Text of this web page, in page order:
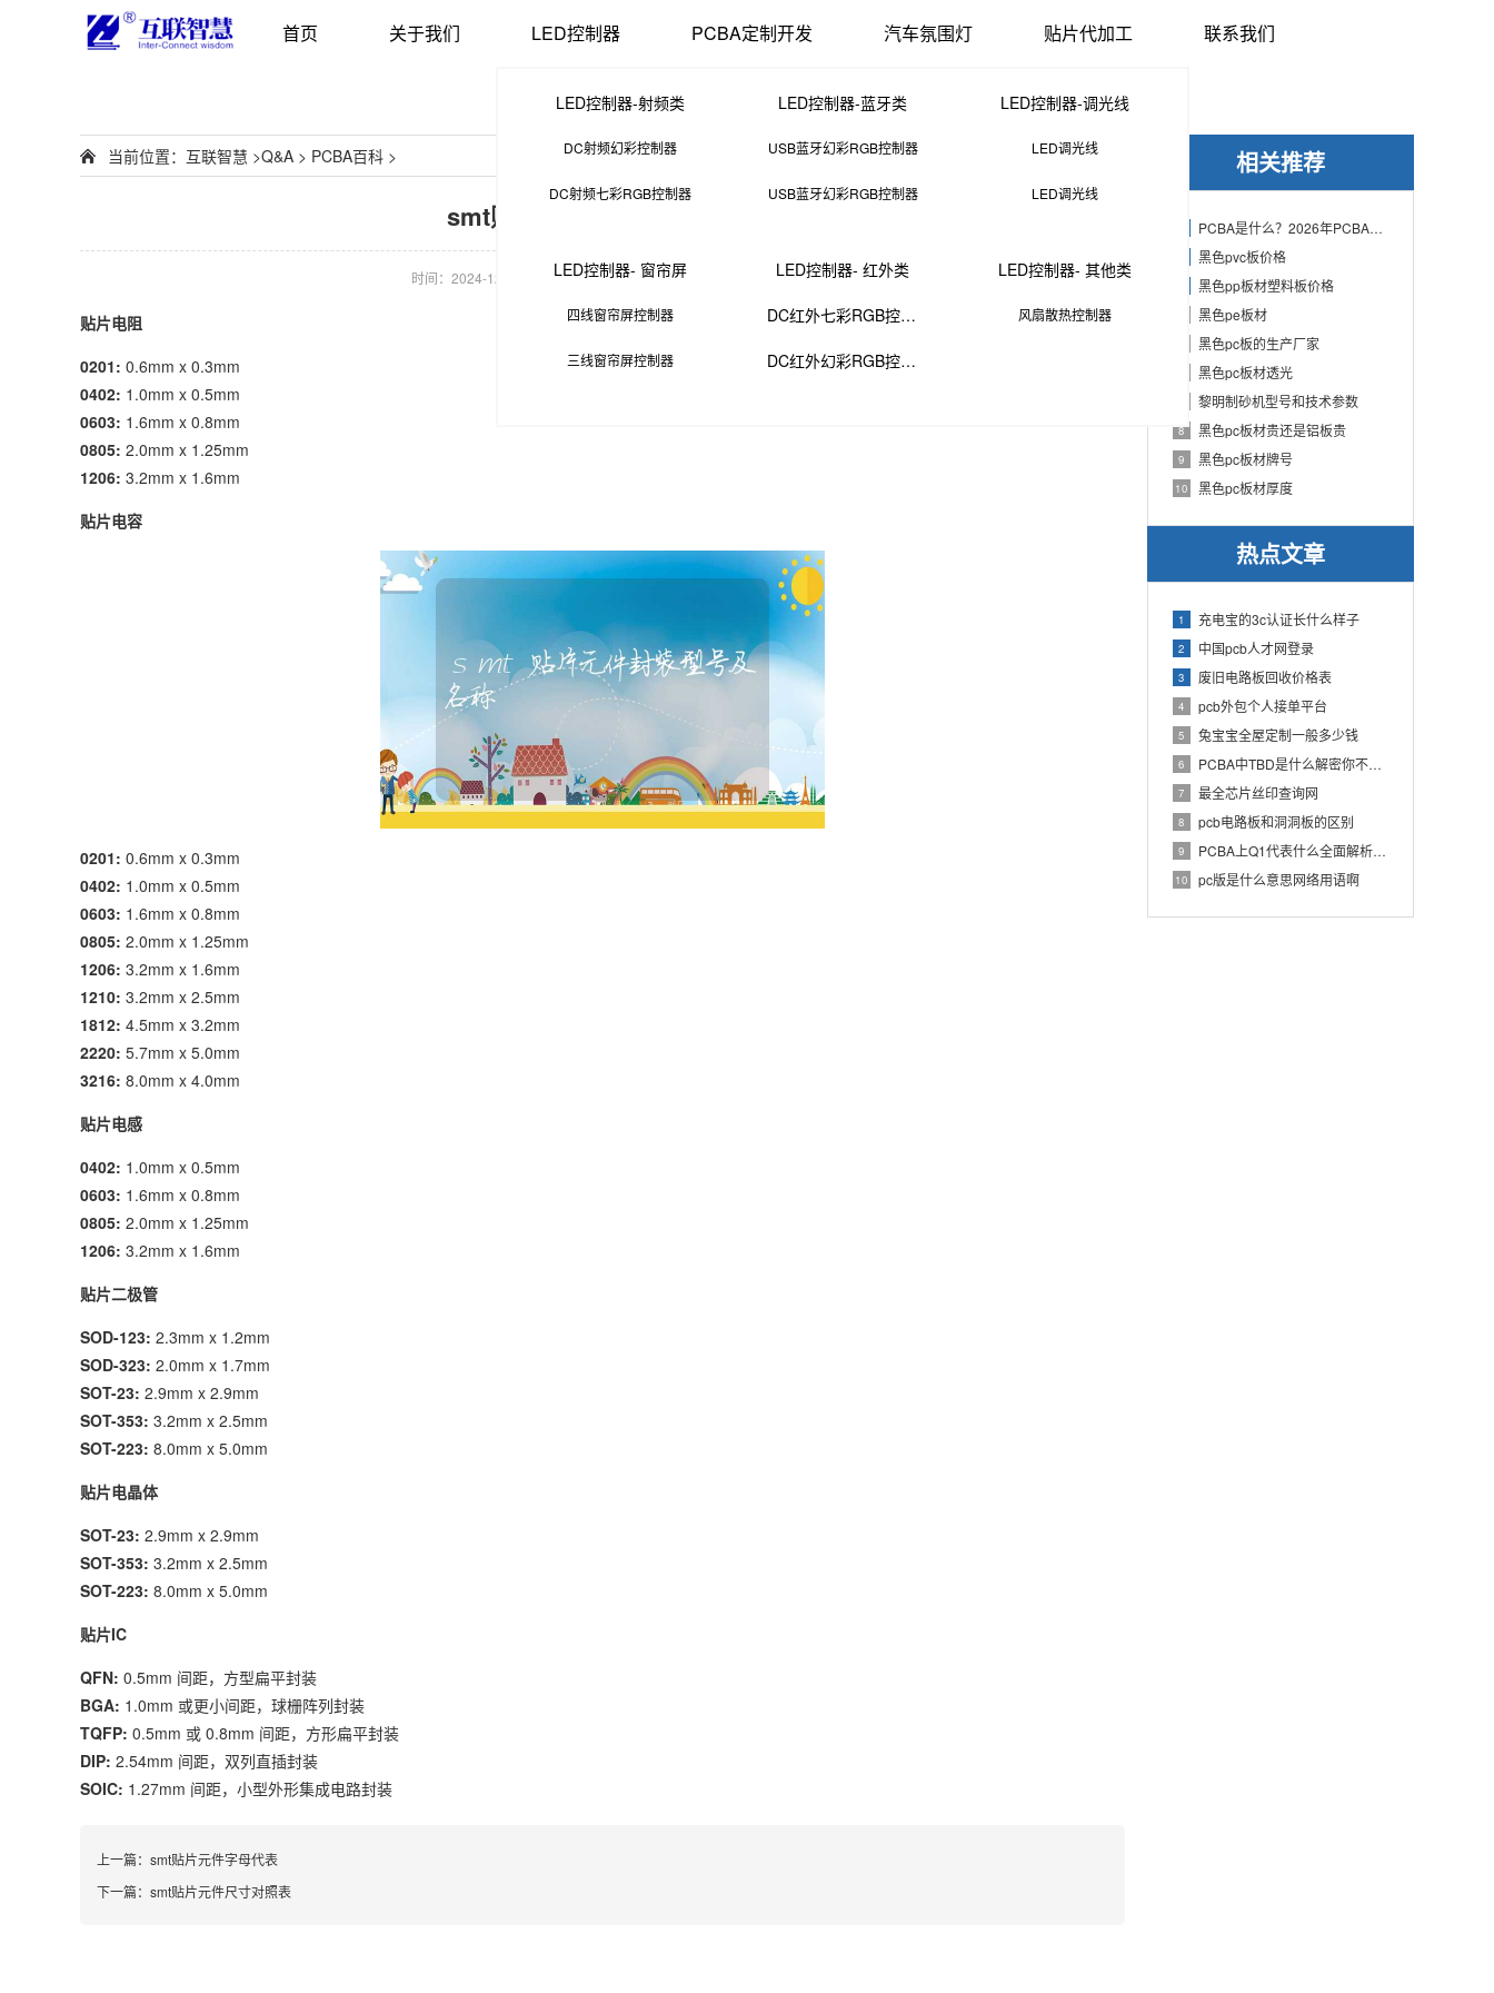
首页 关于我们 LED控制器
LED控制器-射频类
DC射频幻彩控制器
DC射频七彩RGB控制器
LED控制器-蓝牙类
USB蓝牙幻彩RGB控制器
USB蓝牙幻彩RGB控制器
LED控制器-调光线
LED调光线
LED调光线
LED控制器- 窗帘屏
四线窗帘屏控制器
三线窗帘屏控制器
LED控制器- 红外类
DC红外七彩RGB控制器
DC红外幻彩RGB控制器
LED控制器- 其他类
风扇散热控制器
PCBA定制开发 汽车氛围灯 贴片代加工 联系我们
相关推荐
PCBA是什么？2026年PCBA制造与代工指南：专业方案、流程与应用
黑色pvc板价格
黑色pp板材塑料板价格
黑色pe板材
黑色pc板的生产厂家
黑色pc板材透光
黎明制砂机型号和技术参数
8 黑色pc板材贵还是铝板贵
9 黑色pc板材牌号
10 黑色pc板材厚度
热点文章
1 充电宝的3c认证长什么样子
2 中国pcb人才网登录
3 废旧电路板回收价格表
4 pcb外包个人接单平台
5 兔宝宝全屋定制一般多少钱
6 PCBA中TBD是什么解密你不知道的电子行业术语
7 最全芯片丝印查询网
8 pcb电路板和洞洞板的区别
9 PCBA上Q1代表什么全面解析PCB电路板中Q1的作用
10 pc版是什么意思网络用语啊
当前位置： 互联智慧 >Q&A > PCBA百科 >
smt贴片元件封装型号及名称
时间：2024-12-28 11:51:01 来源：PCBA 次
贴片电阻
0201: 0.6mm x 0.3mm
0402: 1.0mm x 0.5mm
0603: 1.6mm x 0.8mm
0805: 2.0mm x 1.25mm
1206: 3.2mm x 1.6mm
贴片电容
0201: 0.6mm x 0.3mm
0402: 1.0mm x 0.5mm
0603: 1.6mm x 0.8mm
0805: 2.0mm x 1.25mm
1206: 3.2mm x 1.6mm
1210: 3.2mm x 2.5mm
1812: 4.5mm x 3.2mm
2220: 5.7mm x 5.0mm
3216: 8.0mm x 4.0mm
贴片电感
0402: 1.0mm x 0.5mm
0603: 1.6mm x 0.8mm
0805: 2.0mm x 1.25mm
1206: 3.2mm x 1.6mm
贴片二极管
SOD-123: 2.3mm x 1.2mm
SOD-323: 2.0mm x 1.7mm
SOT-23: 2.9mm x 2.9mm
SOT-353: 3.2mm x 2.5mm
SOT-223: 8.0mm x 5.0mm
贴片电晶体
SOT-23: 2.9mm x 2.9mm
SOT-353: 3.2mm x 2.5mm
SOT-223: 8.0mm x 5.0mm
贴片IC
QFN: 0.5mm 间距，方型扁平封装
BGA: 1.0mm 或更小间距，球栅阵列封装
TQFP: 0.5mm 或 0.8mm 间距，方形扁平封装
DIP: 2.54mm 间距，双列直插封装
SOIC: 1.27mm 间距，小型外形集成电路封装
上一篇： smt贴片元件字母代表
下一篇： smt贴片元件尺寸对照表